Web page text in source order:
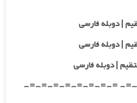
-=-=-=-=-=-=-=-=-